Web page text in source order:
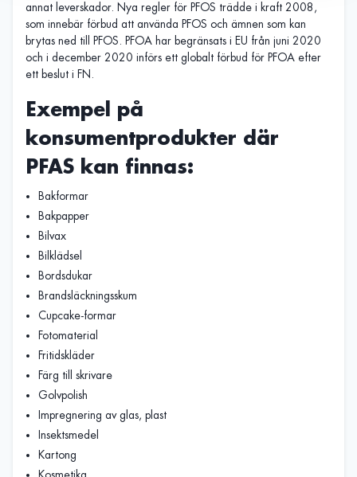
annat leverskador. Nya regler för PFOS trädde i kraft 2008,
som innebär förbud att använda PFOS och ämnen som kan
brytas ned till PFOS. PFOA har begränsats i EU från juni 2020
och i december 2020 införs ett globalt förbud för PFOA efter
ett beslut i FN.
Exempel på
konsumentprodukter där
PFAS kan finnas:
Bakformar
Bakpapper
Bilvax
Bilklädsel
Bordsdukar
Brandsläckningsskum
Cupcake-formar
Fotomaterial
Fritidskläder
Färg till skrivare
Golvpolish
Impregnering av glas, plast
Insektsmedel
Kartong
Kosmetika